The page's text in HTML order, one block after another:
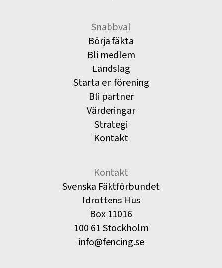
Snabbval
Börja fäkta
Bli medlem
Landslag
Starta en förening
Bli partner
Värderingar
Strategi
Kontakt
Kontakt
Svenska Fäktförbundet
Idrottens Hus
Box 11016
100 61 Stockholm
info@fencing.se